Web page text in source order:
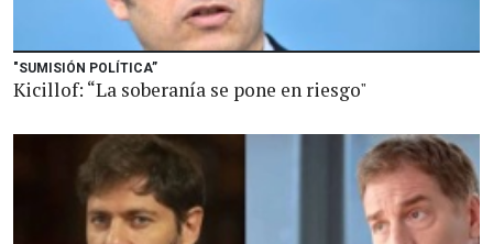
"SUMISIÓN POLÍTICA”
Kicillof: “La soberanía se pone en riesgo"